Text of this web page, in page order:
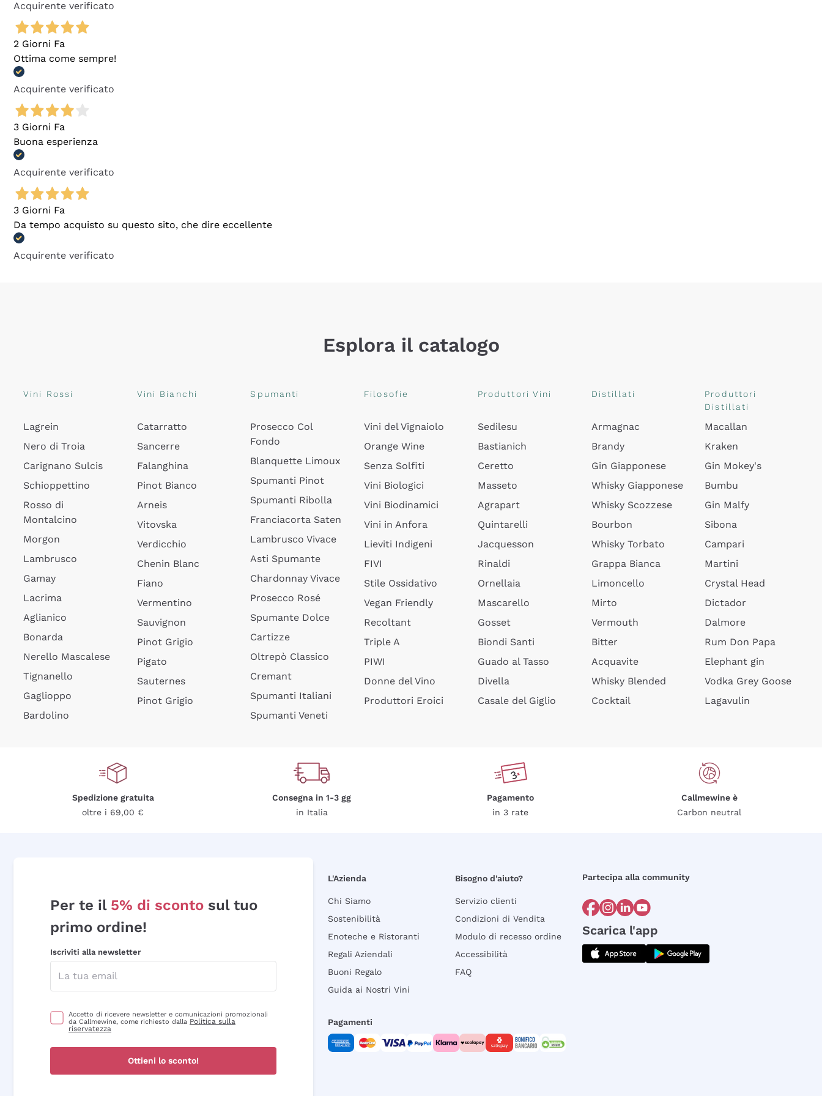
Acquirente verificato
2 Giorni Fa
Ottima come sempre!
Acquirente verificato
3 Giorni Fa
Buona esperienza
Acquirente verificato
3 Giorni Fa
Da tempo acquisto su questo sito, che dire eccellente
Acquirente verificato
Esplora il catalogo
Vini Rossi
Lagrein
Nero di Troia
Carignano Sulcis
Schioppettino
Rosso di
Montalcino
Morgon
Lambrusco
Gamay
Lacrima
Aglianico
Bonarda
Nerello Mascalese
Tignanello
Gaglioppo
Bardolino
Vini Bianchi
Catarratto
Sancerre
Falanghina
Pinot Bianco
Arneis
Vitovska
Verdicchio
Chenin Blanc
Fiano
Vermentino
Sauvignon
Pinot Grigio
Pigato
Sauternes
Pinot Grigio
Spumanti
Prosecco Col
Fondo
Blanquette Limoux
Spumanti Pinot
Spumanti Ribolla
Franciacorta Saten
Lambrusco Vivace
Asti Spumante
Chardonnay Vivace
Prosecco Rosé
Spumante Dolce
Cartizze
Oltrepò Classico
Cremant
Spumanti Italiani
Spumanti Veneti
Filosofie
Vini del Vignaiolo
Orange Wine
Senza Solfiti
Vini Biologici
Vini Biodinamici
Vini in Anfora
Lieviti Indigeni
FIVI
Stile Ossidativo
Vegan Friendly
Recoltant
Triple A
PIWI
Donne del Vino
Produttori Eroici
Produttori Vini
Sedilesu
Bastianich
Ceretto
Masseto
Agrapart
Quintarelli
Jacquesson
Rinaldi
Ornellaia
Mascarello
Gosset
Biondi Santi
Guado al Tasso
Divella
Casale del Giglio
Distillati
Armagnac
Brandy
Gin Giapponese
Whisky Giapponese
Whisky Scozzese
Bourbon
Whisky Torbato
Grappa Bianca
Limoncello
Mirto
Vermouth
Bitter
Acquavite
Whisky Blended
Cocktail
Produttori
Distillati
Macallan
Kraken
Gin Mokey's
Bumbu
Gin Malfy
Sibona
Campari
Martini
Crystal Head
Dictador
Dalmore
Rum Don Papa
Elephant gin
Vodka Grey Goose
Lagavulin
Spedizione gratuita
oltre i 69,00 €
Consegna in 1-3 gg
in Italia
Pagamento
in 3 rate
Callmewine è
Carbon neutral
Per te il 5% di sconto sul tuo
primo ordine!
Iscriviti alla newsletter
Accetto di ricevere newsletter e comunicazioni promozionali
da Callmewine, come richiesto dalla Politica sulla
riservatezza
Ottieni lo sconto!
L'Azienda
Chi Siamo
Sostenibilità
Enoteche e Ristoranti
Regali Aziendali
Buoni Regalo
Guida ai Nostri Vini
Bisogno d'aiuto?
Servizio clienti
Condizioni di Vendita
Modulo di recesso ordine
Accessibilità
FAQ
Partecipa alla community
Scarica l'app
Pagamenti